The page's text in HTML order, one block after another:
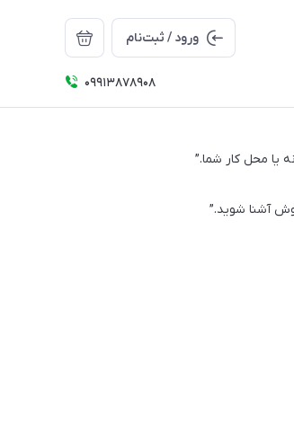
ورود / ثبت‌نام
09913878908